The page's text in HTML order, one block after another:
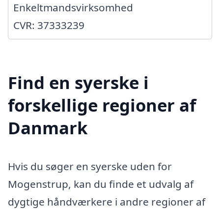
Enkeltmandsvirksomhed
CVR: 37333239
Find en syerske i
forskellige regioner af
Danmark
Hvis du søger en syerske uden for
Mogenstrup, kan du finde et udvalg af
dygtige håndværkere i andre regioner af